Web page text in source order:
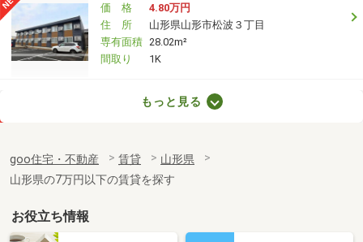
価 格
4.80万円
住 所
山形県山形市松波３丁目
専有面積 28.02m²
間取り
1K
山形県東根市四ツ家１丁目
専有面積
21.81m²
間取り
1K
山形県山形市五十鈴１
もっと見る
goo住宅・不動産 賃貸
山形県
山形県の7万円以下の賃貸を探す
お役立ち情報